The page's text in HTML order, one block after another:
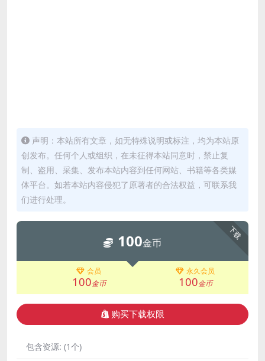
声明：本站所有文章，如无特殊说明或标注，均为本站原
创发布。任何个人或组织，在未征得本站同意时，禁止复
制、盗用、采集、发布本站内容到任何网站、书籍等各类媒
体平台。如若本站内容侵犯了原著者的合法权益，可联系我
们进行处理。
下载
100金币
会员
100金币
永久会员
100金币
购买下载权限
包含资源: (1个)